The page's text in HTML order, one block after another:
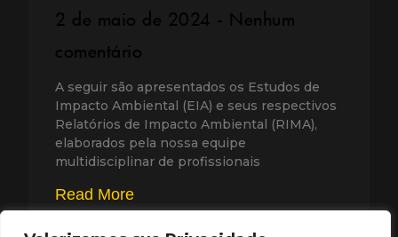
2 de maio de 2024
Nenhum
comentário
A seguir são apresentados os Estudos de
Impacto Ambiental (EIA) e seus respectivos
Relatórios de Impacto Ambiental (RIMA),
elaborados pela nossa equipe
multidisciplinar de profissionais
Read More